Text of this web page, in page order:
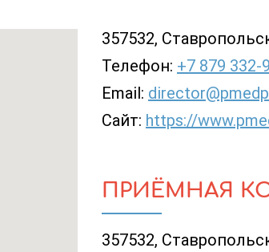
357532,
Телефон: +7 879 332-
Email:
Сайт: https://
ПРИЁМНАЯ
357532,